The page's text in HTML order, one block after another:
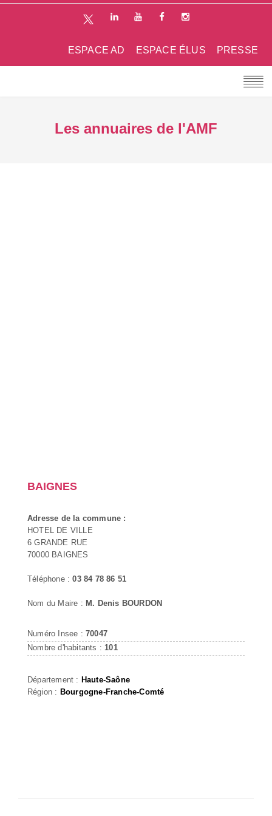
PRESSE
ESPACE ÉLUS
ESPACE AD
Les annuaires de l'AMF
BAIGNES
Adresse de la commune :
HOTEL DE VILLE
6 GRANDE RUE
70000 BAIGNES
Téléphone :03 84 78 86 51
Nom du Maire : M. Denis BOURDON
Numéro Insee : 70047
Nombre d'habitants : 101
Département : Haute-Saône
Région : Bourgogne-Franche-Comté